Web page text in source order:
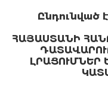
Ընդունված
ՀԱՅԱՍՏԱՆԻ
ԼՐԱՑՈՒՄՆԵՐ